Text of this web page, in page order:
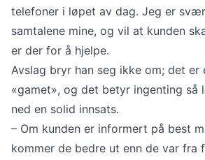
telefoner i løpet av dag. Jeg er
samtalene mine, og vil at kunden
er der for å hjelpe.
Avslag bryr han seg ikke om; det er
«gamet», og det betyr ingenting så
ned en solid innsats.
– Om kunden er informert på best
kommer de bedre ut enn de var fra